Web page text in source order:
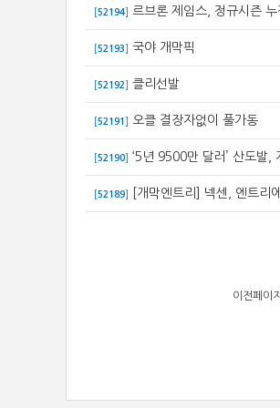
52194] 르브론 제임스, 정규시즌
52193 국야 개막픽
52192 클리선발
52191 오클 결장자없이 풀가동
52190 ‘5년 9500만 달러’ 산도발,
52189 [개막엔트리] 넥센, 엔트리
이전페이지